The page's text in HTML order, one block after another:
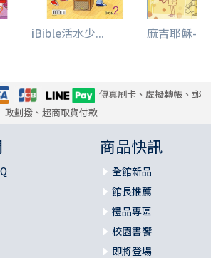
iBible活水少... 麻吉耶穌--
傳真刷卡、虛擬轉帳、郵
政劃撥、超商取貨付款
商品快訊
全館新品
館長推薦
禮品專區
校園書饗
即將登場